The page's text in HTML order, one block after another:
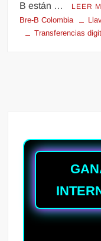
B están … LEER
Bre-B Colombia
Transferencias